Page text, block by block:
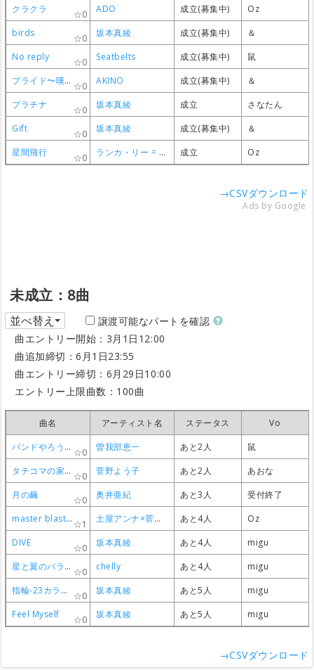
クラクラ 0 ADO 成立(募集中)
Oz
birds
0 坂本真綾 成立(募集中)
＆
No reply
0 Seatbelts 成立(募集中)
鼠
プライド〜嘆きの旅
0 AKINO 成立(募集中)
＆
プラチナ
0 坂本真綾 成立
さなたん
Gift
0 坂本真綾 成立(募集中)
＆
星間飛行
0 ランカ・リー = 中島愛 成立 Oz
クラクラ 0 ADO 成立(募集中)
Oz
birds
0 坂本真綾 成立(募集中)
＆
No reply
0 Seatbelts 成立(募集中)
鼠
プライド〜嘆きの旅
0 AKINO 成立(募集中)
＆
プラチナ
0 坂本真綾 成立
さなたん
Gift
0 坂本真綾 成立(募集中)
＆
星間飛行
0 ランカ・リー = 中島愛 成立 Oz
クラクラ 0 ADO 成立(募集中)
Oz
birds
0 坂本真綾 成立(募集中)
＆
No reply
0 Seatbelts 成立(募集中)
鼠
プライド〜嘆きの旅
0 AKINO 成立(募集中)
＆
プラチナ
0 坂本真綾 成立
さなたん
Gift
0 坂本真綾 成立(募集中)
＆
星間飛行
0 ランカ・リー = 中島愛 成立 Oz
クラクラ 0 ADO 成立(募集中)
Oz
birds
0 坂本真綾 成立(募集中)
＆
No reply
0 Seatbelts 成立(募集中)
鼠
プライド〜嘆きの旅
0 AKINO 成立(募集中)
＆
プラチナ
0 坂本真綾 成立
さなたん
Gift
0 坂本真綾 成立(募集中)
＆
星間飛行
0 ランカ・リー = 中島愛 成立 Oz
→CSVダウンロード
Ads by Google
未成立：8曲
並べ替え
譲渡可能なパートを確認
曲エントリー開始：3月1日12:00
曲追加締切：6月1日23:55
曲エントリー締切：6月29日10:00
エントリー上限曲数：100曲
曲名 アーティスト名 ステータス
Vo
バンドやろうぜ
0 曽我部恵一 あと2人
鼠
タチコマの家出
0 菅野よう子 あと2人
あおな
月の繭
0 奥井亜紀 あと3人
受付終了
master blaster
1 土屋アンナ×菅野陽子 あと4人
Oz
DIVE
0 坂本真綾 あと4人
migu
星と翼のパラドクス
0 chelly あと4人
migu
指輪-23カラット-
0 坂本真綾 あと5人
migu
Feel Myself
0 坂本真綾 あと5人 migu
曲名 アーティスト名 ステータス
Vo
バンドやろうぜ
0 曽我部恵一 あと2人
鼠
タチコマの家出
0 菅野よう子 あと2人
あおな
月の繭
0 奥井亜紀 あと3人
受付終了
master blaster
1 土屋アンナ×菅野陽子 あと4人
Oz
DIVE
0 坂本真綾 あと4人
migu
星と翼のパラドクス
0 chelly あと4人
migu
指輪-23カラット-
0 坂本真綾 あと5人
migu
Feel Myself
0 坂本真綾 あと5人 migu
曲名 アーティスト名 ステータス
Vo
バンドやろうぜ
0 曽我部恵一 あと2人
鼠
タチコマの家出
0 菅野よう子 あと2人
あおな
月の繭
0 奥井亜紀 あと3人
受付終了
master blaster
1 土屋アンナ×菅野陽子 あと4人
Oz
DIVE
0 坂本真綾 あと4人
migu
星と翼のパラドクス
0 chelly あと4人
migu
指輪-23カラット-
0 坂本真綾 あと5人
migu
Feel Myself
0 坂本真綾 あと5人 migu
曲名 アーティスト名 ステータス
Vo
バンドやろうぜ
0 曽我部恵一 あと2人
鼠
タチコマの家出
0 菅野よう子 あと2人
あおな
月の繭
0 奥井亜紀 あと3人
受付終了
master blaster
1 土屋アンナ×菅野陽子 あと4人
Oz
DIVE
0 坂本真綾 あと4人
migu
星と翼のパラドクス
0 chelly あと4人
migu
指輪-23カラット-
0 坂本真綾 あと5人
migu
Feel Myself
0 坂本真綾 あと5人 migu
→CSVダウンロード